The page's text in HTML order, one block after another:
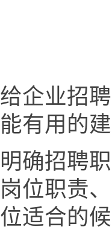
给企业招
能有用的建
明确招聘
岗位职责
位适合的